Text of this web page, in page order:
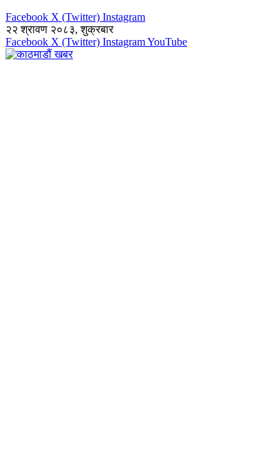
Facebook X (Twitter) Instagram
२२ श्रावण २०८३, शुक्रबार
Facebook X (Twitter) InstagramYouTube